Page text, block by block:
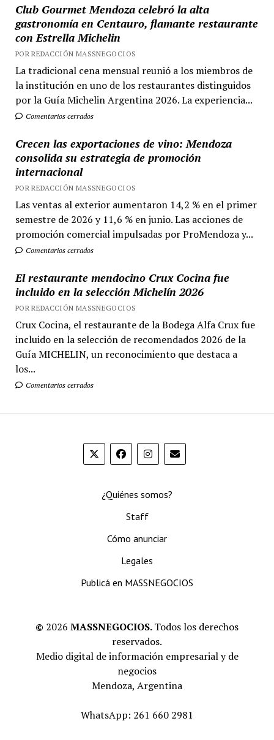
Club Gourmet Mendoza celebró la alta
gastronomía en Centauro, flamante restaurante
con Estrella Michelin
POR REDACCIÓN MASSNEGOCIOS
La tradicional cena mensual reunió a los miembros de
la institución en uno de los restaurantes distinguidos
por la Guía Michelin Argentina 2026. La experiencia...
Comentarios cerrados
Crecen las exportaciones de vino: Mendoza
consolida su estrategia de promoción
internacional
POR REDACCIÓN MASSNEGOCIOS
Las ventas al exterior aumentaron 14,2 % en el primer
semestre de 2026 y 11,6 % en junio. Las acciones de
promoción comercial impulsadas por ProMendoza y...
Comentarios cerrados
El restaurante mendocino Crux Cocina fue
incluido en la selección Michelín 2026
POR REDACCIÓN MASSNEGOCIOS
Crux Cocina, el restaurante de la Bodega Alfa Crux fue
incluido en la selección de recomendados 2026 de la
Guía MICHELIN, un reconocimiento que destaca a
los...
Comentarios cerrados
¿Quiénes somos?
Staff
Cómo anunciar
Legales
Publicá en MASSNEGOCIOS
© 2026 MASSNEGOCIOS.Todos los derechos
reservados.
Medio digital de información empresarial y de
negocios
Mendoza, Argentina
WhatsApp: 261 660 2981